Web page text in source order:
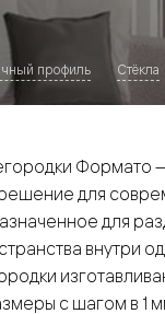
профиль Стёкла
Формато
для
для
внутри
с шагом в 1